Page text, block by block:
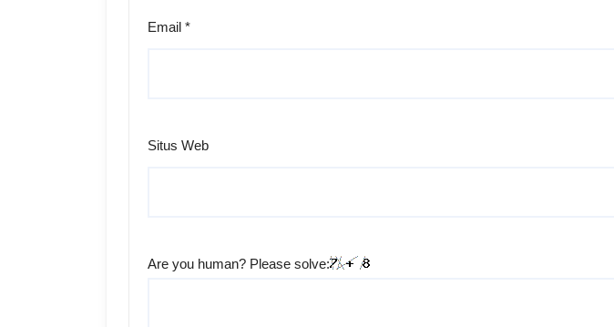
Email *
Situs Web
Are you human? Please solve: